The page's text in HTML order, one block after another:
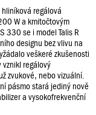
regálová
W a kmitočtovým
330 se i model Talis R
designu bez vlivu na
veškeré zkušenosti
regálový
zvukové, nebo vizuální.
pásmo stará jediný nově
a vysokofrekvenční